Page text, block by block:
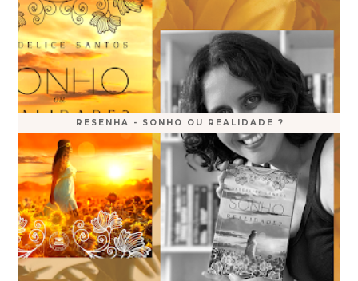
RESENHA - SONHO OU REALIDADE ?